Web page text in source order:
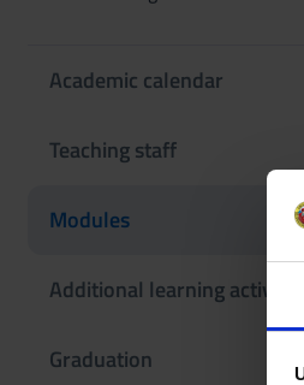
Academic calendar
Teaching staff
Modules
Additional learning activities
Graduation